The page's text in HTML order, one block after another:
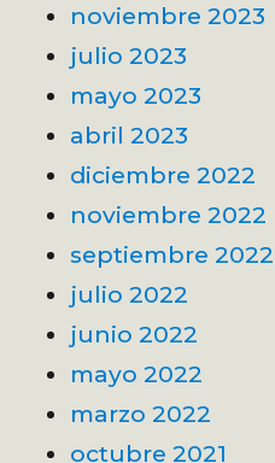
noviembre 2023
julio 2023
mayo 2023
abril 2023
diciembre 2022
noviembre 2022
septiembre 2022
julio 2022
junio 2022
mayo 2022
marzo 2022
octubre 2021